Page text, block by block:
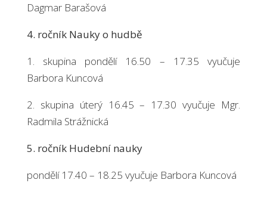
Dagmar Barašová
4. ročník Nauky o hudbě
1. skupina pondělí 16.50 – 17.35 vyučuje
Barbora Kuncová
2. skupina úterý 16.45 – 17.30 vyučuje Mgr.
Radmila Strážnická
5. ročník Hudební nauky
pondělí 17.40 – 18.25 vyučuje Barbora Kuncová